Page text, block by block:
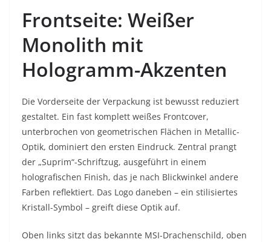
Frontseite: Weißer
Monolith mit
Hologramm-Akzenten
Die Vorderseite der Verpackung ist bewusst reduziert
gestaltet. Ein fast komplett weißes Frontcover,
unterbrochen von geometrischen Flächen in Metallic-
Optik, dominiert den ersten Eindruck. Zentral prangt
der „Suprim“-Schriftzug, ausgeführt in einem
holografischen Finish, das je nach Blickwinkel andere
Farben reflektiert. Das Logo daneben – ein stilisiertes
Kristall-Symbol – greift diese Optik auf.
Oben links sitzt das bekannte MSI-Drachenschild, oben